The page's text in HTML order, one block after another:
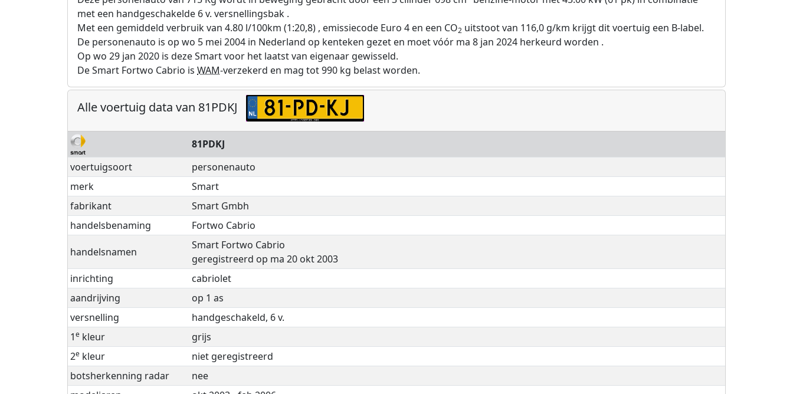
met een handgeschakelde 6 v. versnellingsbak .
Met een gemiddeld verbruik van 4.80 l/100km (1:20,8) , emissiecode Euro 4 en een CO2 uitstoot van 116,0 g/km krijgt dit voertuig een B-label.
De personenauto is op wo 5 mei 2004 in Nederland op kenteken gezet en moet vóór ma 8 jan 2024 herkeurd worden .
Op wo 29 jan 2020 is deze Smart voor het laatst van eigenaar gewisseld.
De Smart Fortwo Cabrio is WAM-verzekerd en mag tot 990 kg belast worden.
Alle voertuig data van 81PDKJ
81PDKJ
voertuigsoort
personenauto
merk
Smart
fabrikant
Smart Gmbh
handelsbenaming
Fortwo Cabrio
handelsnamen
Smart Fortwo Cabrio
geregistreerd op ma 20 okt 2003
inrichting
cabriolet
aandrijving
op 1 as
versnelling
handgeschakeld, 6 v.
1e kleur
grijs
2e kleur
niet geregistreerd
botsherkenning radar
nee